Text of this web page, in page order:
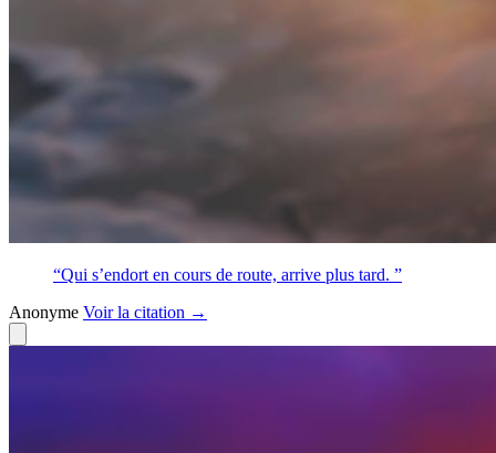
“Qui s’endort en cours de route, arrive plus tard. ”
Anonyme Voirla citation →